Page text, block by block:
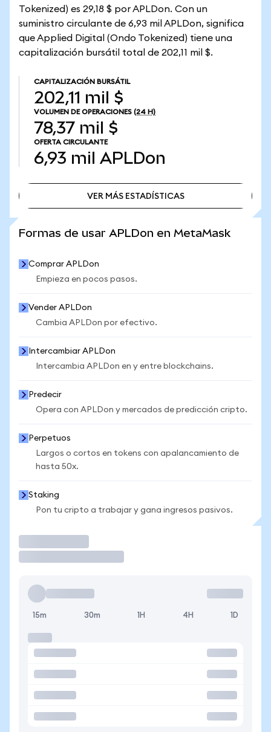
Tokenized) es 29,18 $ por APLDon. Con un
suministro circulante de 6,93 mil APLDon, significa
que Applied Digital (Ondo Tokenized) tiene una
capitalización bursátil total de 202,11 mil $.
CAPITALIZACIÓN BURSÁTIL
202,11 mil $
VOLUMEN DE OPERACIONES (24 H)
78,37 mil $
OFERTA CIRCULANTE
6,93 mil APLDon
VER MÁS ESTADÍSTICAS
Formas de usar APLDon en MetaMask
Comprar APLDon
Empieza en pocos pasos.
Vender APLDon
Cambia APLDon por efectivo.
Intercambiar APLDon
Intercambia APLDon en y entre blockchains.
Predecir
Opera con APLDon y mercados de predicción cripto.
Perpetuos
Largos o cortos en tokens con apalancamiento de
hasta 50x.
Staking
Pon tu cripto a trabajar y gana ingresos pasivos.
15m 30m 1H 4H 1D